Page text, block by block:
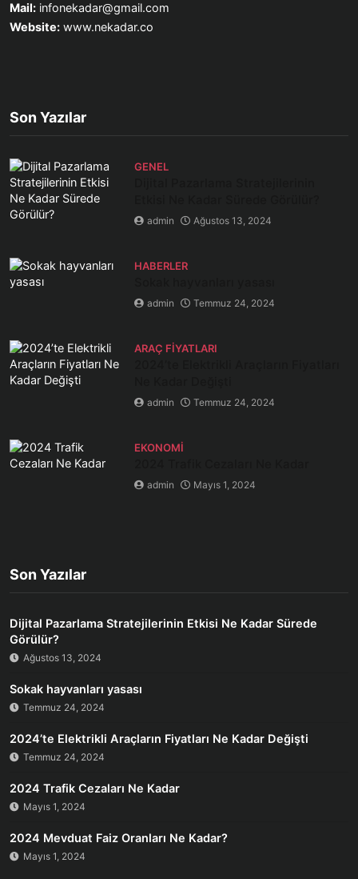
Mail: infonekadar@gmail.com
Website: www.nekadar.co
Son Yazılar
GENEL
admin Ağustos 13, 2024
HABERLER
admin Temmuz 24, 2024
ARAÇ FIYATLARI
admin Temmuz 24, 2024
EKONOMI
admin Mayıs 1, 2024
Son Yazılar
Dijital Pazarlama Stratejilerinin Etkisi Ne Kadar Sürede
Görülür?
Ağustos 13, 2024
Sokak hayvanları yasası
Temmuz 24, 2024
2024’te Elektrikli Araçların Fiyatları Ne Kadar Değişti
Temmuz 24, 2024
2024 Trafik Cezaları Ne Kadar
Mayıs 1, 2024
2024 Mevduat Faiz Oranları Ne Kadar?
Mayıs 1, 2024